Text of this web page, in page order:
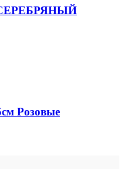
СЕРЕБРЯНЫЙ
Розовые